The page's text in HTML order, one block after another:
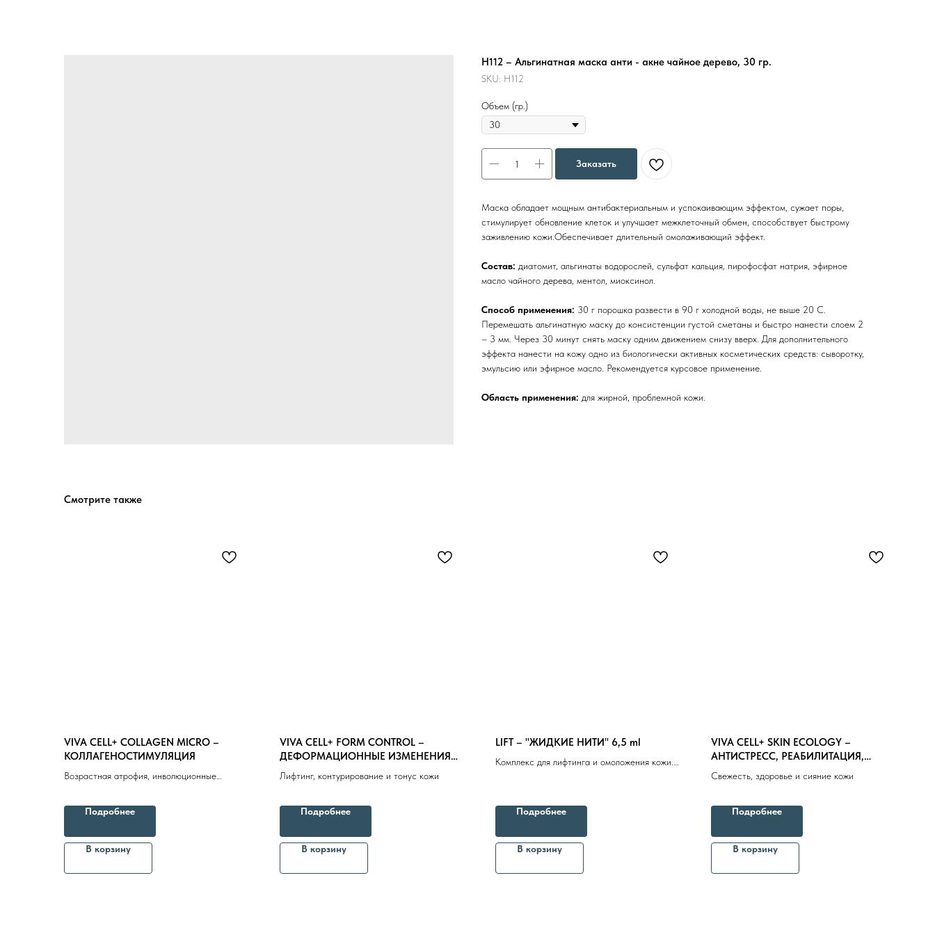
Н112 – Альгинатная маска анти - акне чайное дерево, 30 гр.
SKU: Н112
Объем (гр.)
Заказать
Маска обладает мощным антибактериальным и успокаивающим эффектом, сужает поры,
стимулирует обновление клеток и улучшает межклеточный обмен, способствует быстрому
заживлению кожи.Обеспечивает длительный омолаживающий эффект.
Состав: диатомит, альгинаты водорослей, сульфат кальция, пирофосфат натрия, эфирное
масло чайного дерева, ментол, миоксинол.
Способ применения: 30 г порошка развести в 90 г холодной воды, не выше 20 С.
Перемешать альгинатную маску до консистенции густой сметаны и быстро нанести слоем 2
– 3 мм. Через 30 минут снять маску одним движением снизу вверх. Для дополнительного
эффекта нанести на кожу одно из биологически активных косметических средств: сыворотку,
эмульсию или эфирное масло. Рекомендуется курсовое применение.
Область применения: для жирной, проблемной кожи.
Смотрите также
VIVA CELL+ COLLAGEN MICRO –
КОЛЛАГЕНОСТИМУЛЯЦИЯ
Возрастная атрофия, инволюционные
туловища, конечностей. Мимические
морщины, крупные складки, птоз, деформация
овала лица
Подробнее
В корзину
VIVA CELL+ FORM CONTROL –
ДЕФОРМАЦИОННЫЕ ИЗМЕНЕНИЯ
КОЖИ 1.5ml
Лифтинг, контурирование и тонус кожи
Подробнее
В корзину
LIFT – "ЖИДКИЕ НИТИ" 6,5 ml
Комплекс для лифтинга и омоложения кожи.
атоничная кожа
Подробнее
В корзину
VIVA CELL+ SKIN ECOLOGY –
АНТИСТРЕСС, РЕАБИЛИТАЦИЯ,
ДЕТОКС 1.5ml
Свежесть, здоровье и сияние кожи
Подробнее
В корзину
Профессиональная косметика Препараты косметолога Доставка